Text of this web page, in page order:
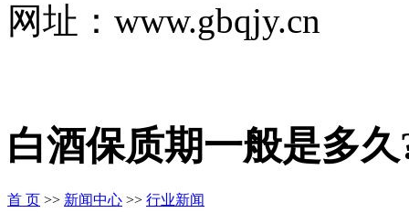
网址：www.gbqjy.cn
白酒保质期一般是多
首 页 >> 新闻中心 >> 行业新闻